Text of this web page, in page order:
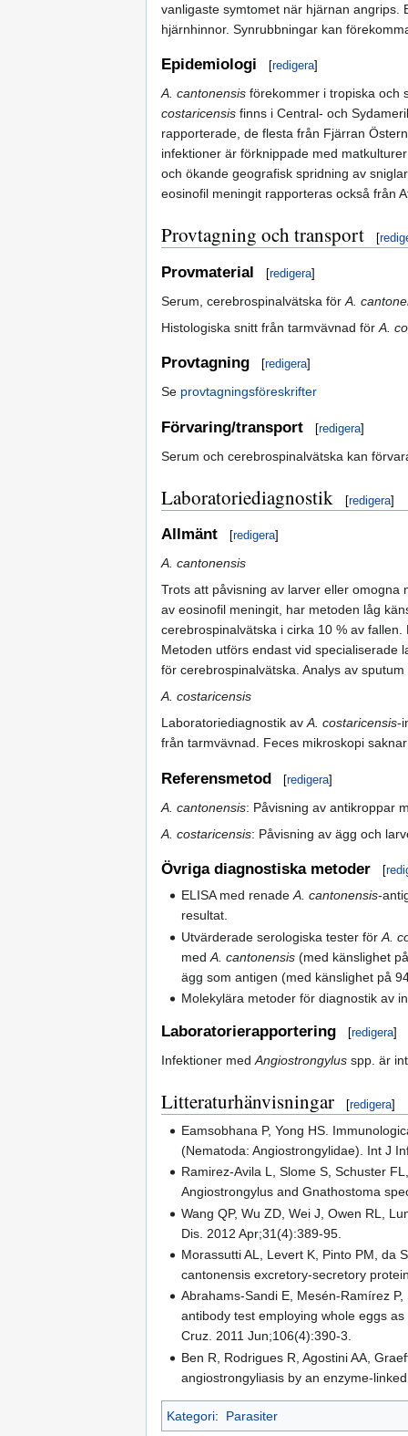
vanligaste symtomet när hjärnan angrips.
hjärnhinnor. Synrubbningar kan
Epidemiologi [redigera]
A. cantonensis förekommer i tropiska och
costaricensis finns i Central- och
rapporterade, de flesta från Fjärran
infektioner är förknippade med
och ökande geografisk spridning av
eosinofil meningit rapporteras också från
Provtagning och transport [
Provmaterial [redigera]
Serum, cerebrospinalvätska för A.
Histologiska snitt från tarmvävnad för A.
Provtagning [redigera]
Se provtagningsföreskrifter
Förvaring/transport [redigera]
Serum och cerebrospinalvätska kan
Laboratoriediagnostik [redigera]
Allmänt [redigera]
A. cantonensis
Trots att påvisning av larver eller omogna
av eosinofil meningit, har metoden låg
cerebrospinalvätska i cirka 10 % av
Metoden utförs endast vid specialiserade
för cerebrospinalvätska. Analys av
A. costaricensis
Laboratoriediagnostik avA. costaricensis-
från tarmvävnad. Feces mikroskopi
Referensmetod [redigera]
A. cantonensis: Påvisning av antikroppar
A. costaricensis: Påvisning av ägg och
Övriga diagnostiska metoder [
ELISA med renadeA. cantonensis-
resultat.
Utvärderade serologiska tester förA.
medA. cantonensis (med känslighet
ägg som antigen (med känslighet på
Molekylära metoder för diagnostik av
Laboratorierapportering [redigera]
Infektioner medAngiostrongylus spp. är
Litteraturhänvisningar [redigera]
Eamsobhana P, Yong HS.
(Nematoda: Angiostrongylidae). Int J
Ramirez-Avila L, Slome S, Schuster
Angiostrongylus and Gnathostoma
Wang QP, Wu ZD, Wei J, Owen RL,
Dis. 2012 Apr;31(4):389-95.
Morassutti AL, Levert K, Pinto PM, da
cantonensis excretory-secretory
Abrahams-Sandi E, Mesén-Ramírez
antibody test employing whole eggs
Cruz. 2011 Jun;106(4):390-3.
Ben R, Rodrigues R, Agostini AA,
angiostrongyliasis by an enzyme-
Kategori: Parasiter